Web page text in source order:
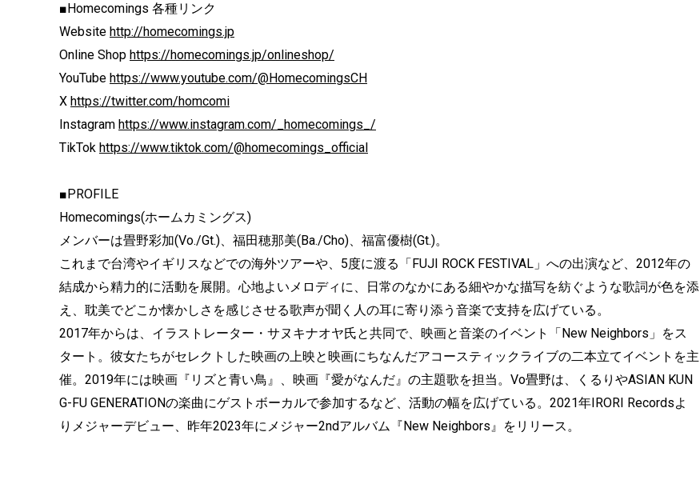
■Homecomings 各種リンク
Website http://homecomings.jp
Online Shop https://homecomings.jp/onlineshop/
YouTube https://www.youtube.com/@HomecomingsCH
X https://twitter.com/homcomi
Instagram https://www.instagram.com/_homecomings_/
TikTok https://www.tiktok.com/@homecomings_official
■PROFILE
Homecomings(ホームカミングス)
メンバーは畳野彩加(Vo./Gt.)、福田穂那美(Ba./Cho)、福富優樹(Gt.)。
これまで台湾やイギリスなどでの海外ツアーや、5度に渡る「FUJI ROCK FESTIVAL」への出演など、2012年の
結成から精力的に活動を展開。心地よいメロディに、日常のなかにある細やかな描写を紡ぐような歌詞が色を添
え、耽美でどこか懐かしさを感じさせる歌声が聞く人の耳に寄り添う音楽で支持を広げている。
2017年からは、イラストレーター・サヌキナオヤ氏と共同で、映画と音楽のイベント「New Neighbors」をス
タート。彼女たちがセレクトした映画の上映と映画にちなんだアコースティックライブの二本立てイベントを主
催。2019年には映画『リズと青い鳥』、映画『愛がなんだ』の主題歌を担当。Vo畳野は、くるりやASIAN KUN
G-FU GENERATIONの楽曲にゲストボーカルで参加するなど、活動の幅を広げている。2021年IRORI Recordsよ
りメジャーデビュー、昨年2023年にメジャー2ndアルバム『New Neighbors』をリリース。